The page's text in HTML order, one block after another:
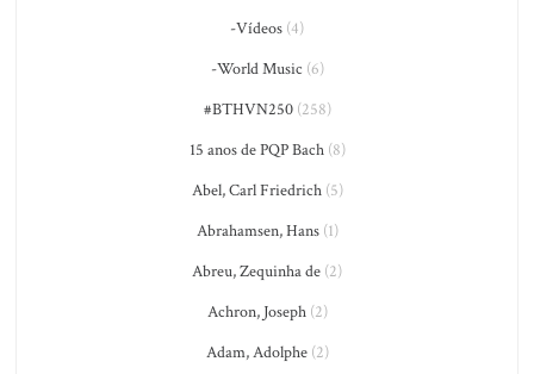
-Vídeos (4)
-World Music (6)
#BTHVN250(258)
15 anos de PQP Bach(8)
Abel, Carl Friedrich(5)
Abrahamsen, Hans(1)
Abreu, Zequinha de (2)
Achron, Joseph(2)
Adam, Adolphe(2)